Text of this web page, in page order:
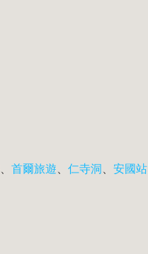
首爾旅遊 仁寺洞 安國站